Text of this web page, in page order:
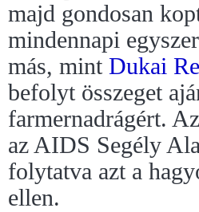
majd gondosan
mindennapi
más, mint Dukai
befolyt összeget
farmernadrágért.
az AIDS Segély
folytatva azt a
ellen.